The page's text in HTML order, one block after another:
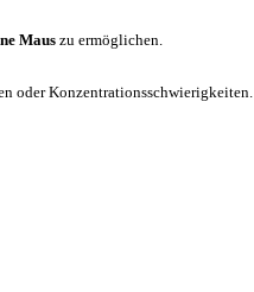
Maus zu ermöglichen.
oder Konzentrationsschwierigkeiten.